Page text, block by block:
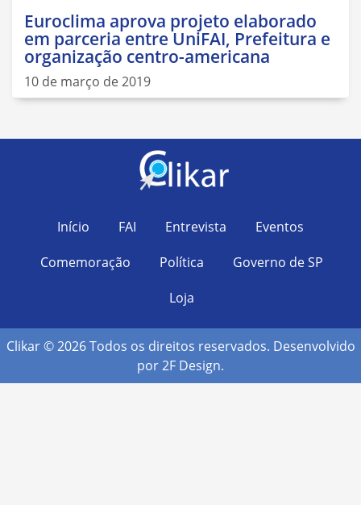
Euroclima aprova projeto elaborado
em parceria entre UniFAI, Prefeitura e
organização centro-americana
10 de março de 2019
Início FAI Entrevista
Eventos
Comemoração
Política
Governo de SP
Loja
Clikar © 2026 Todos os direitos reservados. Desenvolvido
por2F Design.